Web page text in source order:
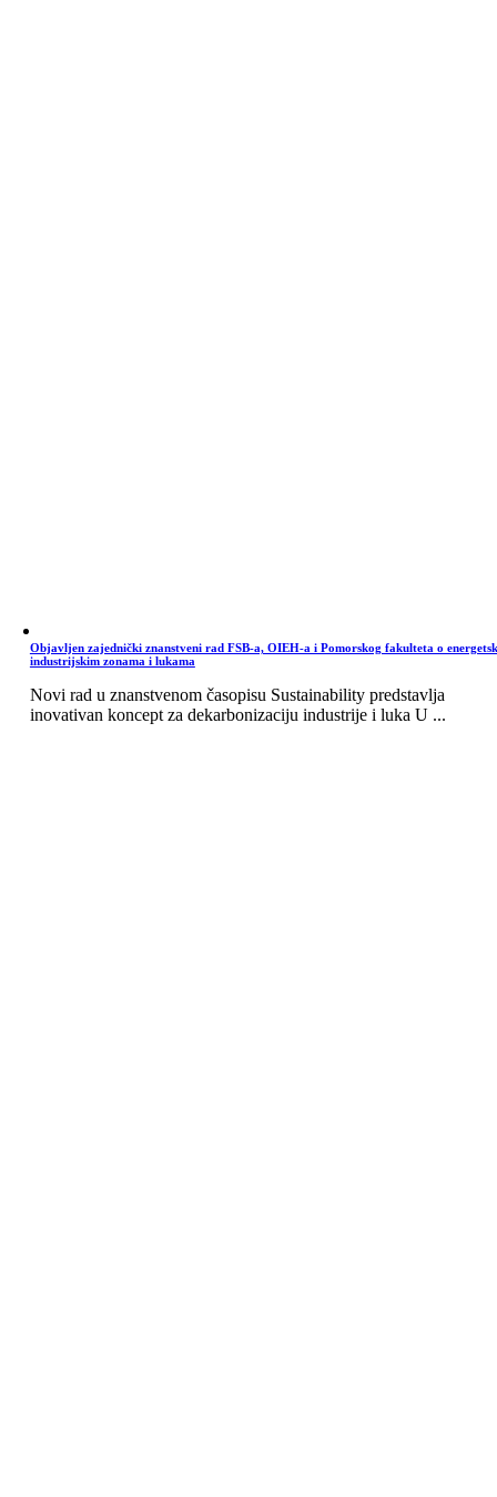
Objavljen zajednički znanstveni rad FSB-a, OIEH-a i Pomorskog fakulteta o
industrijskim zonama i lukama
Novi rad u znanstvenom časopisu Sustainability predstavlja
inovativan koncept za dekarbonizaciju industrije i luka U ...